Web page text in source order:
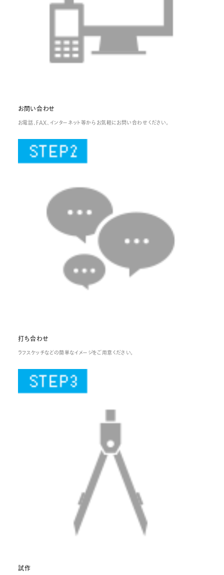
お問い合わせ
お電話、FAX、インターネット等からお気軽にお問い合わせください。
打ち合わせ
ラフスケッチなどの簡単なイメージをご用意ください。
試作